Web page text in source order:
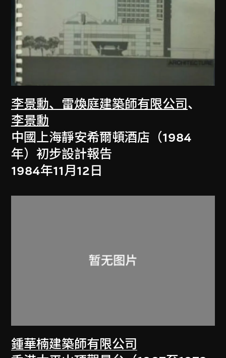
李景勳、雷煥庭建築師有限公司 、
李景勳
中國上海靜安希爾頓酒店（1984
年）初步設計報告
1984年11月12日
鍾華楠建築師有限公司